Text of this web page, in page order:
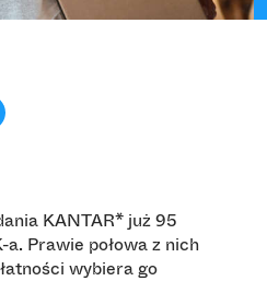
KANTAR* już 95
Prawie połowa z nich
wybiera go